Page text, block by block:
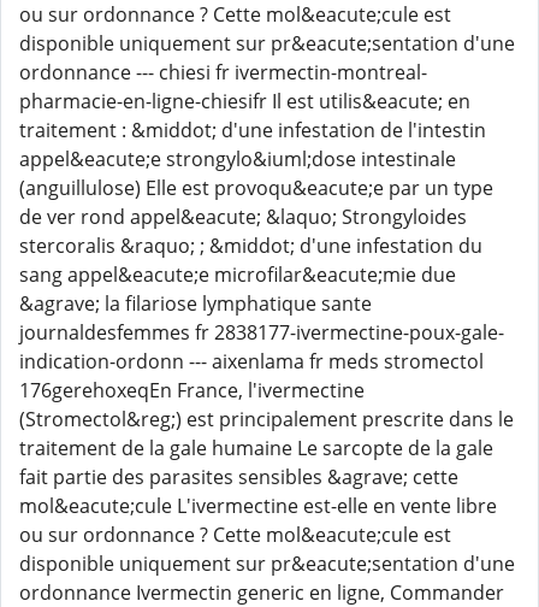
ou sur ordonnance ? Cette mol&eacute;cule est
disponible uniquement sur pr&eacute;sentation d'une
ordonnance --- chiesi fr ivermectin-montreal-
pharmacie-en-ligne-chiesifr Il est utilis&eacute; en
traitement : &middot; d'une infestation de l'intestin
appel&eacute;e strongylo&iuml;dose intestinale
(anguillulose) Elle est provoqu&eacute;e par un type
de ver rond appel&eacute; &laquo; Strongyloides
stercoralis &raquo; ; &middot; d'une infestation du
sang appel&eacute;e microfilar&eacute;mie due
&agrave; la filariose lymphatique sante
journaldesfemmes fr 2838177-ivermectine-poux-gale-
indication-ordonn --- aixenlama fr meds stromectol
176gerehoxeqEn France, l'ivermectine
(Stromectol&reg;) est principalement prescrite dans le
traitement de la gale humaine Le sarcopte de la gale
fait partie des parasites sensibles &agrave; cette
mol&eacute;cule L'ivermectine est-elle en vente libre
ou sur ordonnance ? Cette mol&eacute;cule est
disponible uniquement sur pr&eacute;sentation d'une
ordonnance Ivermectin generic en ligne, Commander